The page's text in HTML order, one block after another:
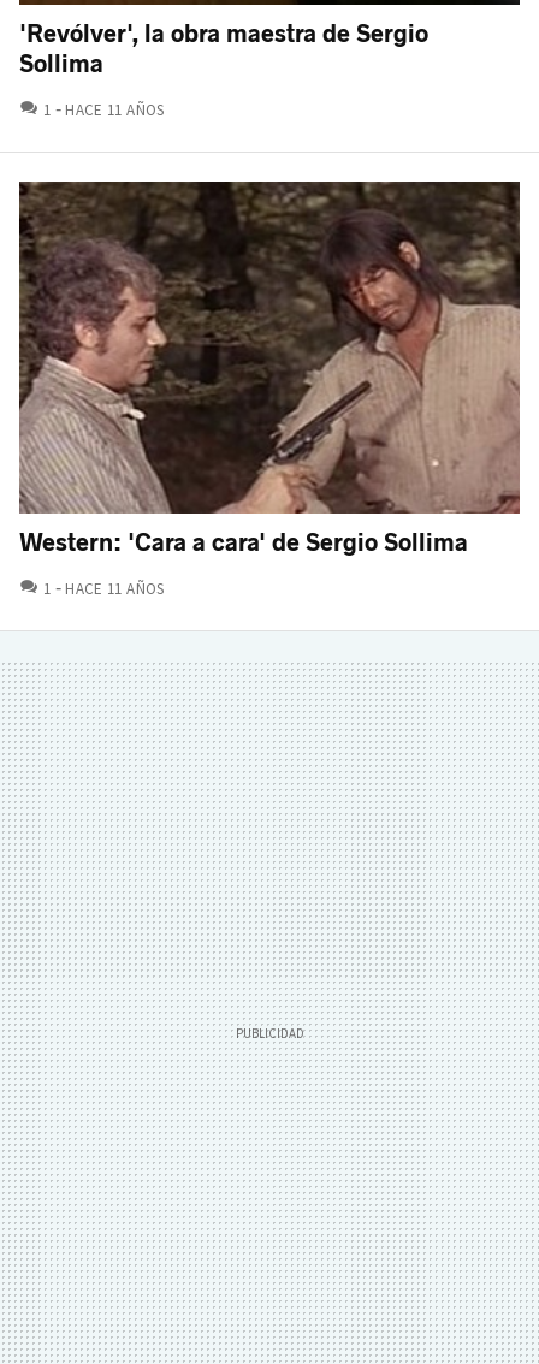
'Revólver', la obra maestra de Sergio
Sollima
1 COMENTARIOS
HACE 11 AÑOS
Western: 'Cara a cara' de Sergio Sollima
1 COMENTARIOS
HACE 11 AÑOS